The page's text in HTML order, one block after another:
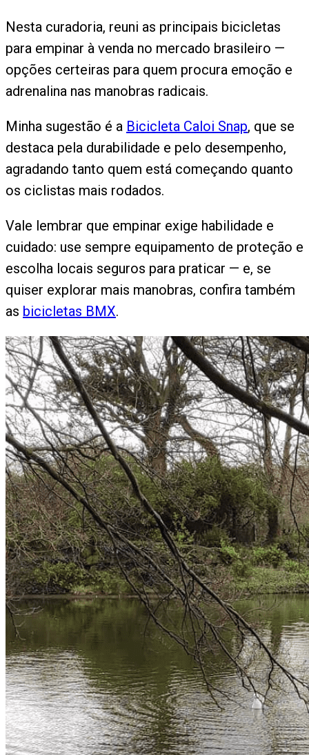
Nesta curadoria, reuni as principais bicicletas
para empinar à venda no mercado brasileiro —
opções certeiras para quem procura emoção e
adrenalina nas manobras radicais.
Minha sugestão é a Bicicleta Caloi Snap, que se
destaca pela durabilidade e pelo desempenho,
agradando tanto quem está começando quanto
os ciclistas mais rodados.
Vale lembrar que empinar exige habilidade e
cuidado: use sempre equipamento de proteção e
escolha locais seguros para praticar — e, se
quiser explorar mais manobras, confira também
as bicicletas BMX.